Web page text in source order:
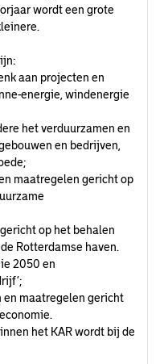
wordt een grote
aan projecten en
energie, windenergie
het verduurzamen en
en bedrijven,
maatregelen gericht op
op het behalen
Rotterdamse haven.
2050 en
maatregelen gericht
het KAR wordt bij de